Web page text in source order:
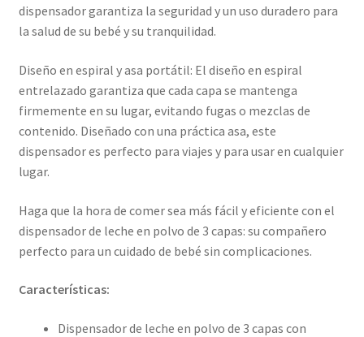
dispensador garantiza la seguridad y un uso duradero para
la salud de su bebé y su tranquilidad.
Diseño en espiral y asa portátil: El diseño en espiral
entrelazado garantiza que cada capa se mantenga
firmemente en su lugar, evitando fugas o mezclas de
contenido. Diseñado con una práctica asa, este
dispensador es perfecto para viajes y para usar en cualquier
lugar.
Haga que la hora de comer sea más fácil y eficiente con el
dispensador de leche en polvo de 3 capas: su compañero
perfecto para un cuidado de bebé sin complicaciones.
Características:
Dispensador de leche en polvo de 3 capas con